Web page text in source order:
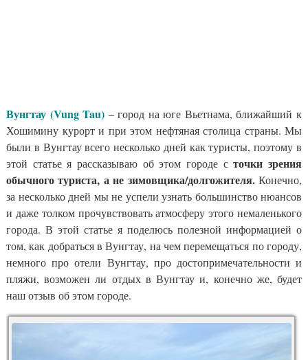
Вунгтау (Vung Tau) – город на юге Вьетнама, ближайший к
Хошимину курорт и при этом нефтяная столица страны. Мы
были в Вунгтау всего несколько дней как туристы, поэтому в
этой статье я рассказываю об этом городе сточки зрения
обычного туриста, а не зимовщика/долгожителя.Конечно,
за несколько дней мы не успели узнать большинство нюансов
и даже толком прочувствовать атмосферу этого немаленького
города. В этой статье я поделюсь полезной информацией о
том, как добраться в Вунгтау, на чем перемещаться по городу,
немного про отели Вунгтау, про достопримечательности и
пляжи, возможен ли отдых в Вунгтау и, конечно же, будет
наш отзыв об этом городе.